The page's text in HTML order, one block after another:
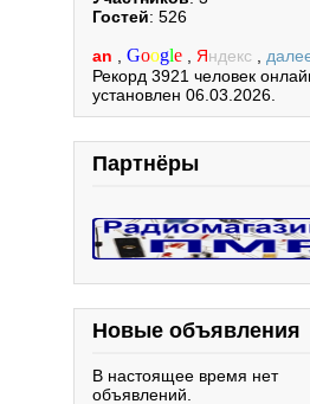
Гостей: 526
an Google Яндекс
Рекорд 3921 человек
установлен 06.03.2026.
Партнёры
Новые объявления
В настоящее время нет
объявлений.